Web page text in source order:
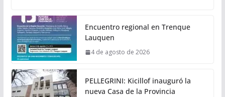
Encuentro regional en Trenque
Lauquen
4 de agosto de 2026
PELLEGRINI: Kicillof inauguró la
nueva Casa de la Provincia